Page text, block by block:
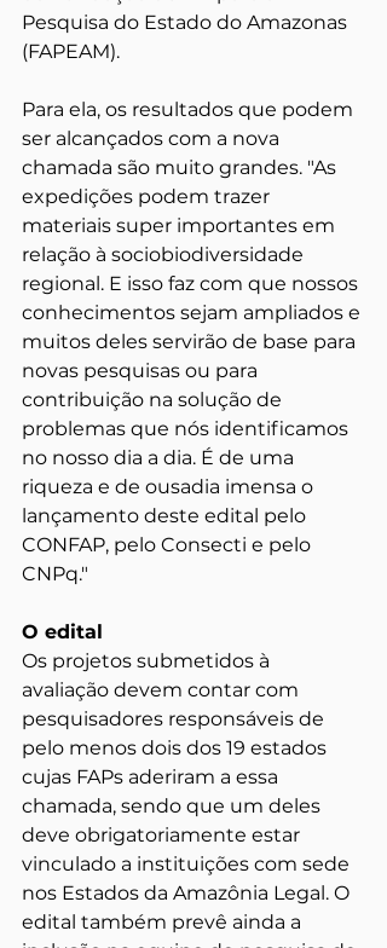
Pesquisa do Estado do Amazonas
(FAPEAM).
Para ela, os resultados que podem
ser alcançados com a nova
chamada são muito grandes. "As
expedições podem trazer
materiais super importantes em
relação à sociobiodiversidade
regional. E isso faz com que nossos
conhecimentos sejam ampliados e
muitos deles servirão de base para
novas pesquisas ou para
contribuição na solução de
problemas que nós identificamos
no nosso dia a dia. É de uma
riqueza e de ousadia imensa o
lançamento deste edital pelo
CONFAP, pelo Consecti e pelo
CNPq."
O edital
Os projetos submetidos à
avaliação devem contar com
pesquisadores responsáveis de
pelo menos dois dos 19 estados
cujas FAPs aderiram a essa
chamada, sendo que um deles
deve obrigatoriamente estar
vinculado a instituições com sede
nos Estados da Amazônia Legal. O
edital também prevê ainda a